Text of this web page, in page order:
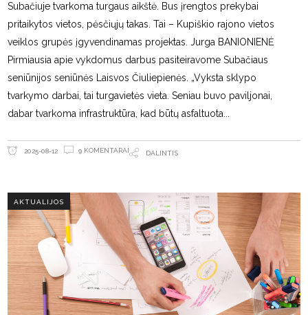
Subačiuje tvarkoma turgaus aikštė. Bus įrengtos prekybai
pritaikytos vietos, pėsčiųjų takas. Tai – Kupiškio rajono vietos
veiklos grupės įgyvendinamas projektas. Jurga BANIONIENĖ
Pirmiausia apie vykdomus darbus pasiteiravome Subačiaus
seniūnijos seniūnės Laisvos Čiuliepienės. „Vyksta sklypo
tvarkymo darbai, tai turgavietės vieta. Seniau buvo paviljonai,
dabar tvarkoma infrastruktūra, kad būtų asfaltuota
2025-08-12 9 KOMENTARAI DALINTIS
AKTUALIJOS